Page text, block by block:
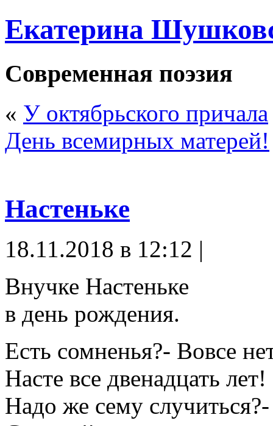
Екатерина
Современная поэзия
« У октябрьского причала
День всемирных матерей!
Настеньке
18.11.2018 в 12:12 |
Внучке Настеньке
в день рождения.
Есть сомненья?- Вовсе
Насте все двенадцать лет!
Надо же сему случиться?-